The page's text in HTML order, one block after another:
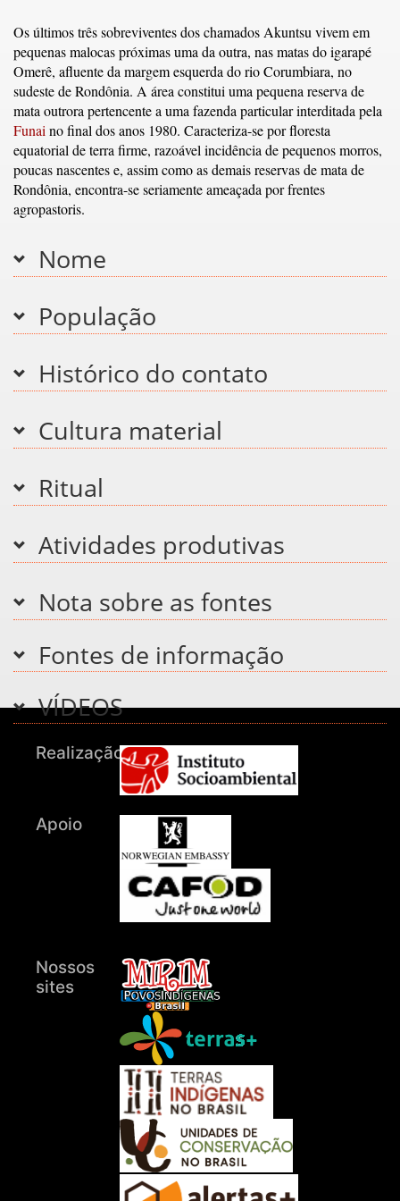
Os últimos três sobreviventes dos chamados Akuntsu vivem em
pequenas malocas próximas uma da outra, nas matas do igarapé
Omerê, afluente da margem esquerda do rio Corumbiara, no
sudeste de Rondônia. A área constitui uma pequena reserva de
mata outrora pertencente a uma fazenda particular interditada pela
Funaino final dos anos 1980. Caracteriza-se por floresta
equatorial de terra firme, razoável incidência de pequenos morros,
poucas nascentes e, assim como as demais reservas de mata de
Rondônia, encontra-se seriamente ameaçada por frentes
agropastoris.
Nome
População
Histórico do contato
Cultura material
Ritual
Atividades produtivas
Nota sobre as fontes
Fontes de informação
VÍDEOS